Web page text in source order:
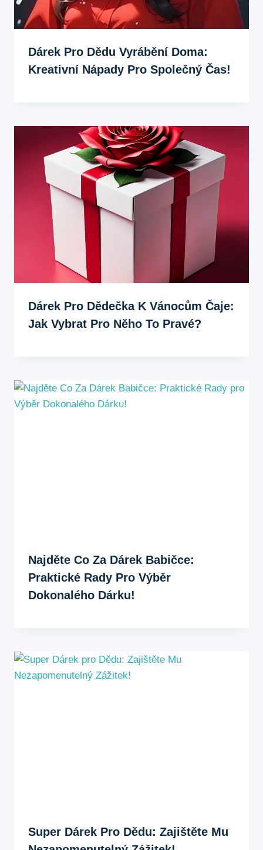
Dárek Pro Dědu Vyrábění Doma:
Kreativní Nápady Pro Společný Čas!
Dárek Pro Dědečka K Vánocům Čaje:
Jak Vybrat Pro Něho To Pravé?
Najděte Co Za Dárek Babičce:
Praktické Rady Pro Výběr
Dokonalého Dárku!
Super Dárek Pro Dědu: Zajištěte Mu